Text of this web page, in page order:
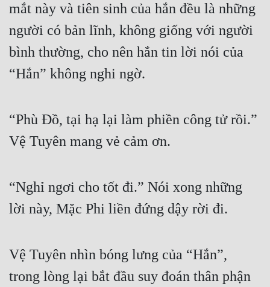
mắt này và tiên sinh của hắn đều là những
người có bản lĩnh, không giống với người
bình thường, cho nên hắn tin lời nói của
“Hắn” không nghi ngờ.
“Phù Đồ, tại hạ lại làm phiền công tử rồi.”
Vệ Tuyên mang vẻ cảm ơn.
“Nghỉ ngơi cho tốt đi.” Nói xong những
lời này, Mặc Phi liền đứng dậy rời đi.
Vệ Tuyên nhìn bóng lưng của “Hắn”,
trong lòng lại bắt đầu suy đoán thân phận